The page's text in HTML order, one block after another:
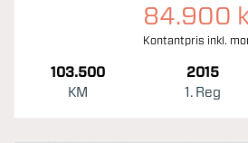
84.900
Kontantpris inkl.
103.500
KM
2015
1. Reg